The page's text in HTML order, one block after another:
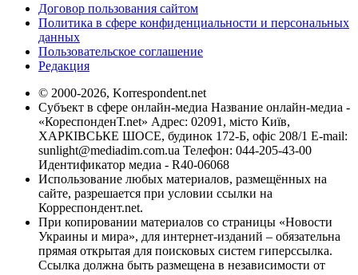
Договор пользования сайтом
Политика в сфере конфиденциальности и персональных
данных
Пользовательское соглашение
Редакция
© 2000-2026, Korrespondent.net
Субъект в сфере онлайн-медиа Название онлайн-медиа -
«КореспонденТ.net» Адрес: 02091, місто Київ,
ХАРКІВСЬКЕ ШОСЕ, будинок 172-Б, офіс 208/1 E-mail:
sunlight@mediadim.com.ua Телефон: 044-205-43-00
Идентификатор медиа - R40-06068
Использование любых материалов, размещённых на
сайте, разрешается при условии ссылки на
Корреспондент.net.
При копировании материалов со страницы «Новости
Украины и мира», для интернет-изданий – обязательна
прямая открытая для поисковых систем гиперссылка.
Ссылка должна быть размещена в независимости от